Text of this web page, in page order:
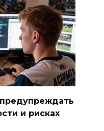
и рисках